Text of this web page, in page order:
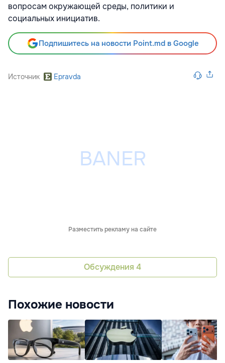
вопросам окружающей среды, политики и
социальных инициатив.
Подпишитесь на новости Point.md в Google
Источник Epravda
Разместить рекламу на сайте
Обсуждения 4
Похожие новости